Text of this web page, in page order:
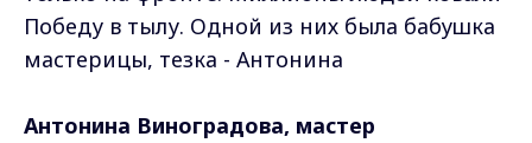
Победу в тылу. Одной из них была бабушка
мастерицы, тезка - Антонина
Антонина Виноградова, мастер